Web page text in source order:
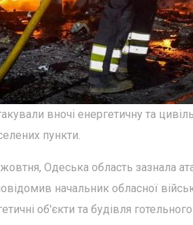
вночі енергетичну та
пункти.
Одеська область зазнала
начальник обласної
об'єкти та будівля